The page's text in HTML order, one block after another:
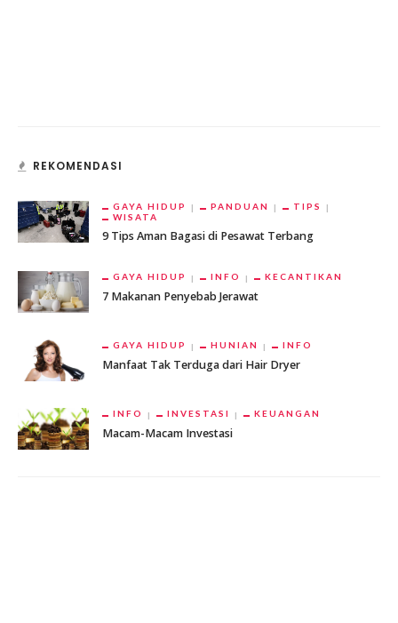
REKOMENDASI
GAYA HIDUP PANDUAN
TIPS
WISATA
9 Tips Aman Bagasi di Pesawat Terbang
GAYA HIDUP INFO KECANTIKAN
7 Makanan Penyebab Jerawat
GAYA HIDUP HUNIAN INFO
Manfaat Tak Terduga dari Hair Dryer
INFO INVESTASI KEUANGAN
Macam-Macam Investasi